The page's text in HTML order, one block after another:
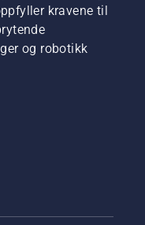
kravene til
og robotikk